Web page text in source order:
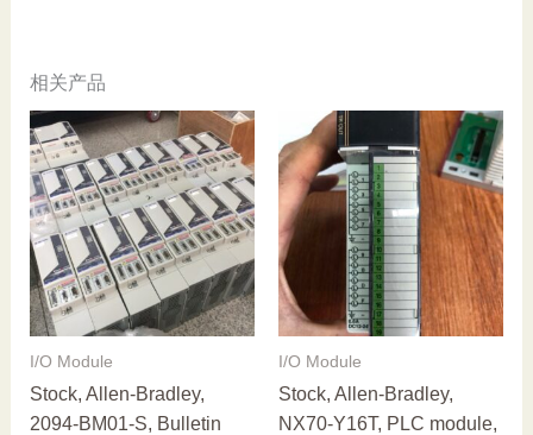
相关产品
I/O Module
Stock, Allen-Bradley,
2094-BM01-S, Bulletin
I/O Module
Stock, Allen-Bradley,
NX70-Y16T, PLC module,